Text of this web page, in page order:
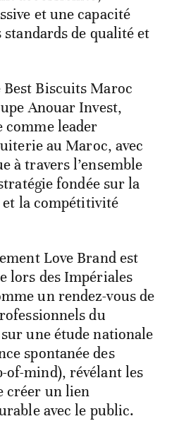
et une capacité
de qualité et
Biscuits Maroc
Anouar Invest,
comme leader
au Maroc, avec
à travers l’ensemble
fondée sur la
la compétitivité
Love Brand est
lors des Impériales
un rendez-vous de
du
une étude nationale
spontanée des
of-mind), révélant les
créer un lien
avec le public.